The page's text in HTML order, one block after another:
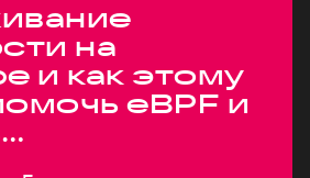
на
и как этому
eBPF и